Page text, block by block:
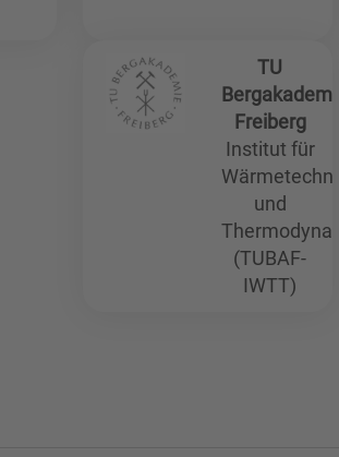
TU
Bergakademie
Freiberg
Institut für
Wärmetechnik
und
(TUBAF-
IWTT)